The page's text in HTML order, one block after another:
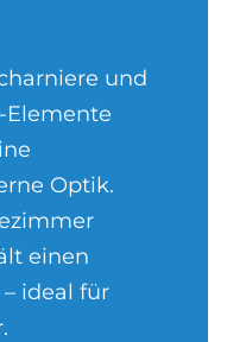
und
Elemente
Optik.
einen
ideal für